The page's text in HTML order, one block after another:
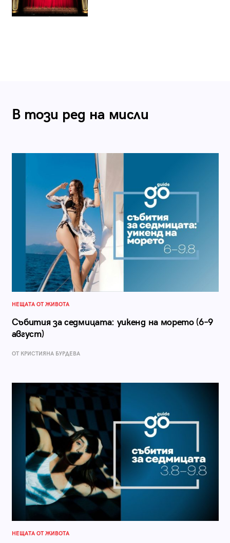
В този ред на мисли
НЕЩАТА ОТ ЖИВОТА
Събития за седмицата: уикенд на морето (6–9
август)
ОТ КРИСТИЯНА БУРДЕВА
НЕЩАТА ОТ ЖИВОТА